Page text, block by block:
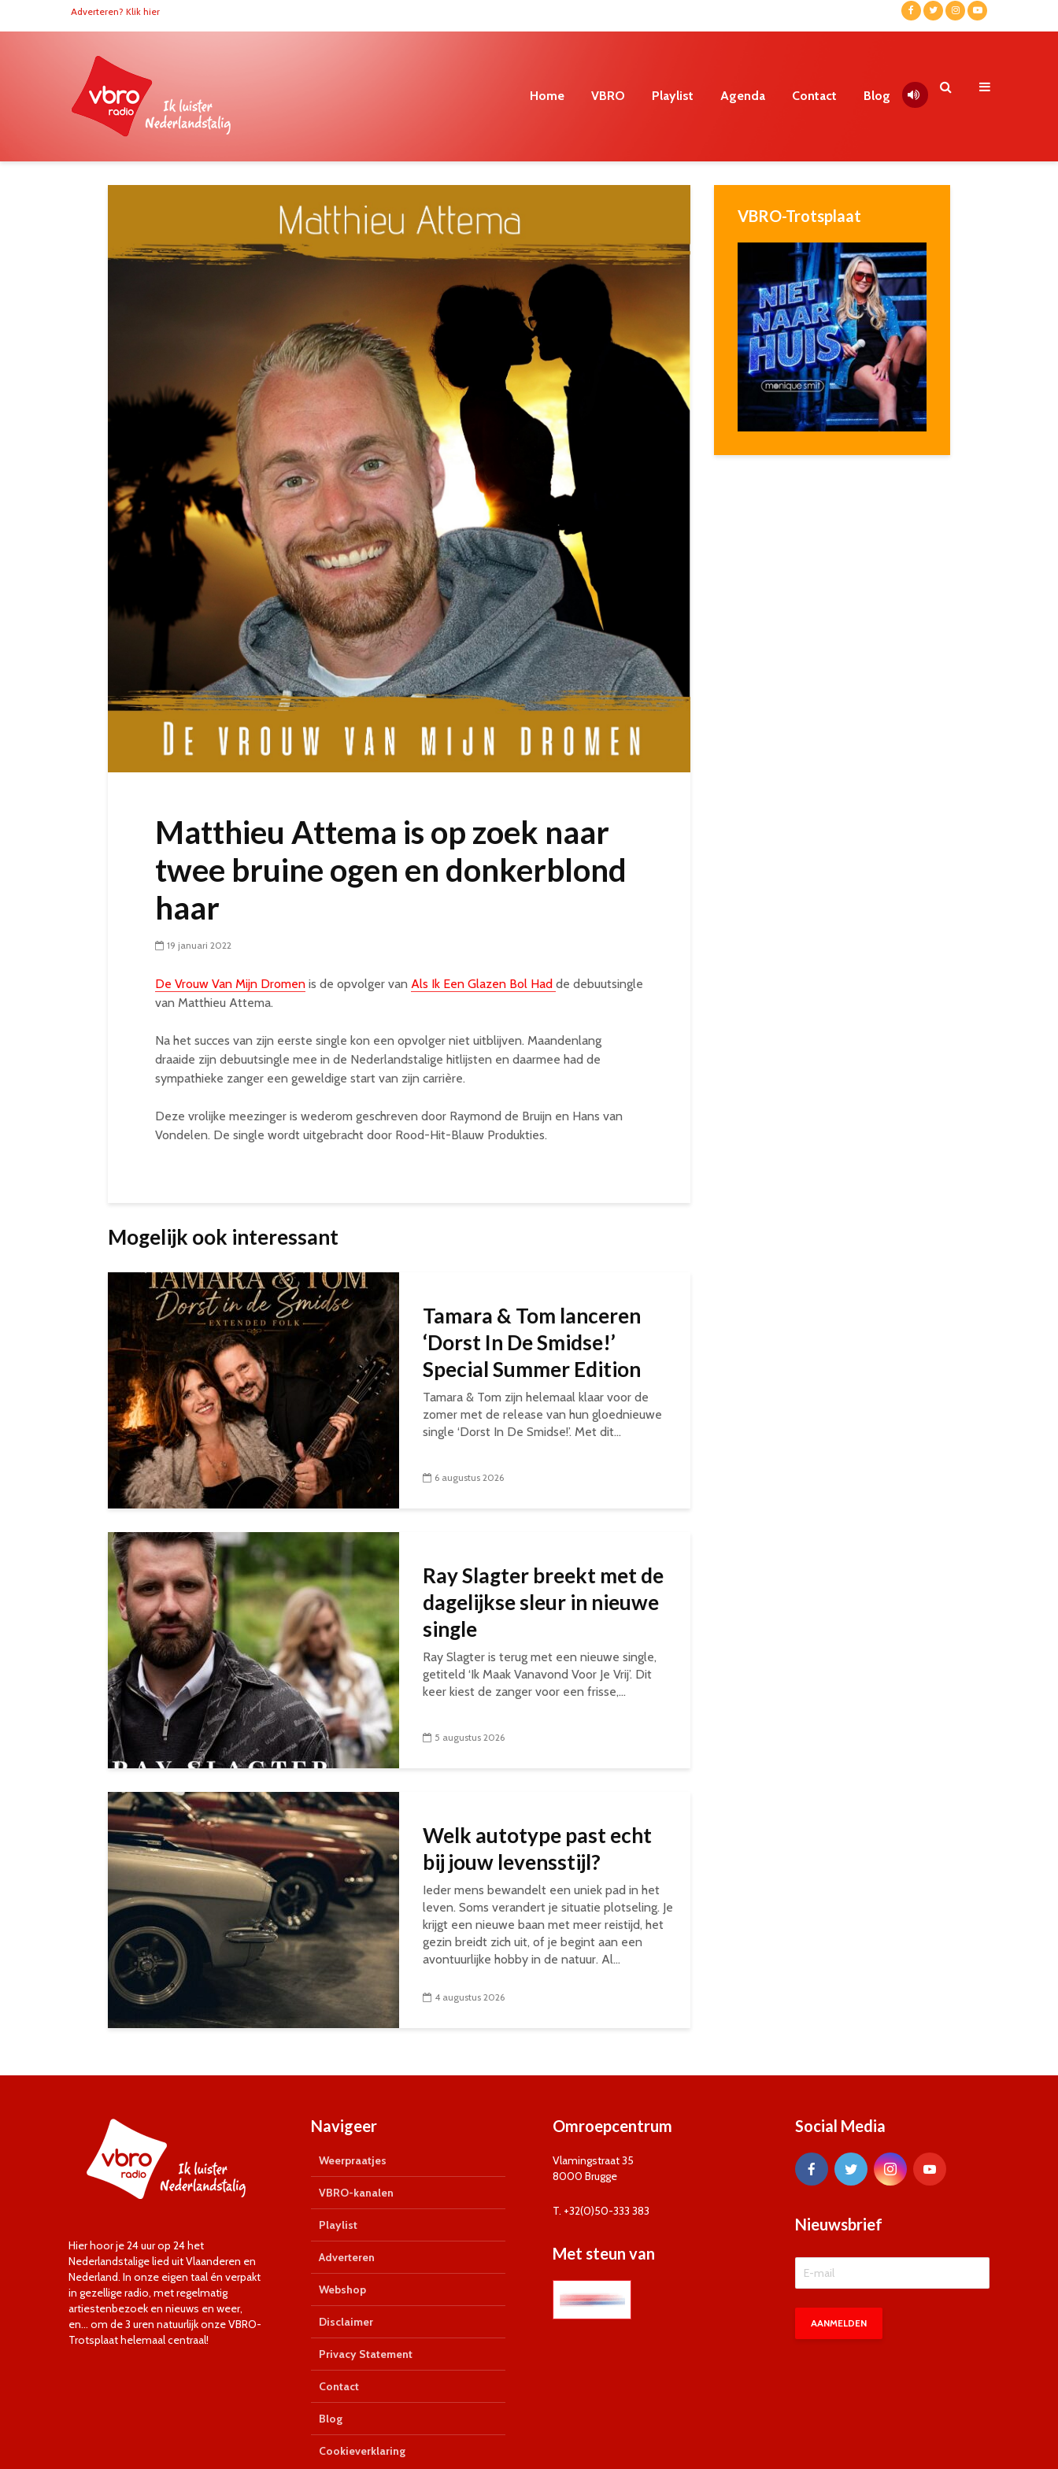
Adverteren? Klik hier
Home VBRO Playlist Agenda Contact Blog
Matthieu Attema is op zoek naar
twee bruine ogen en donkerblond
haar
19 januari 2022
De Vrouw Van Mijn Dromen is de opvolger van Als Ik Een Glazen Bol Had de debuutsingle
van Matthieu Attema.
Na het succes van zijn eerste single kon een opvolger niet uitblijven. Maandenlang
draaide zijn debuutsingle mee in de Nederlandstalige hitlijsten en daarmee had de
sympathieke zanger een geweldige start van zijn carrière.
Deze vrolijke meezinger is wederom geschreven door Raymond de Bruijn en Hans van
Vondelen. De single wordt uitgebracht door Rood-Hit-Blauw Produkties.
Mogelijk ook interessant
Tamara & Tom lanceren
‘Dorst In De Smidse!’
Special Summer Edition
Tamara & Tom zijn helemaal klaar voor de
zomer met de release van hun gloednieuwe
single ‘Dorst In De Smidse!’. Met dit...
6 augustus 2026
Ray Slagter breekt met de
dagelijkse sleur in nieuwe
single
Ray Slagter is terug met een nieuwe single,
getiteld ‘Ik Maak Vanavond Voor Je Vrij’. Dit
keer kiest de zanger voor een frisse,...
5 augustus 2026
Welk autotype past echt
bij jouw levensstijl?
Ieder mens bewandelt een uniek pad in het
leven. Soms verandert je situatie plotseling. Je
krijgt een nieuwe baan met meer reistijd, het
gezin breidt zich uit, of je begint aan een
avontuurlijke hobby in de natuur. Al...
4 augustus 2026
VBRO-Trotsplaat
Hier hoor je 24 uur op 24 het
Nederlandstalige lied uit Vlaanderen en
Nederland. In onze eigen taal én verpakt
in gezellige radio, met regelmatig
artiestenbezoek en nieuws en weer,
en… om de 3 uren natuurlijk onze VBRO-
Trotsplaat helemaal centraal!
Navigeer
Weerpraatjes
VBRO-kanalen
Playlist
Adverteren
Webshop
Disclaimer
Privacy Statement
Contact
Blog
Cookieverklaring
Omroepcentrum
Vlamingstraat 35
8000 Brugge
T. +32(0)50-333 383
Met steun van
Social Media
Nieuwsbrief